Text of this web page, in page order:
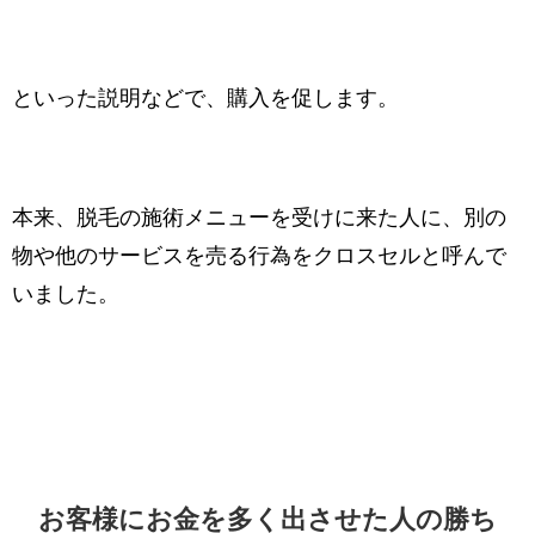
といった説明などで、購入を促します。
本来、脱毛の施術メニューを受けに来た人に、別の
物や他のサービスを売る行為をクロスセルと呼んで
いました。
お客様にお金を多く出させた人の勝ち